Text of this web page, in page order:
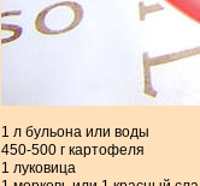
1 л бульона или воды
450-500 г картофеля
1 луковица